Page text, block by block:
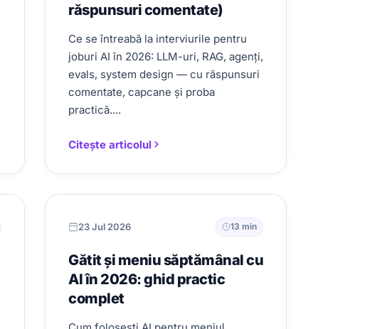
răspunsuri comentate)
Ce se întreabă la interviurile pentru
joburi AI în 2026: LLM-uri, RAG, agenți,
evals, system design — cu răspunsuri
comentate, capcane și proba
practică....
Citește articolul
23 Jul 2026 13 min
Gătit și meniu săptămânal cu
AI în 2026: ghid practic
complet